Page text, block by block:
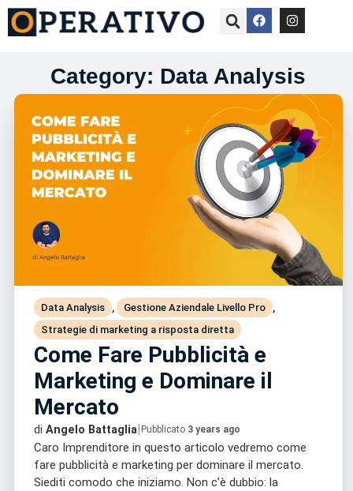
Category: Data Analysis
Data Analysis , Gestione Aziendale Livello Pro ,
Strategie di marketing a risposta diretta
Come Fare Pubblicità e
Marketing e Dominare il
Mercato
di Angelo Battaglia| Pubblicato 3 years ago
Caro Imprenditore in questo articolo vedremo come
fare pubblicità e marketing per dominare il mercato.
Siediti comodo che iniziamo. Non c’è dubbio: la